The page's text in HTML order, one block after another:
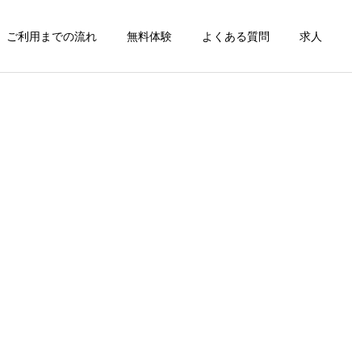
ご利用までの流れ 無料体験 よくある質問 求人